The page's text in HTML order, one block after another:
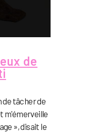
de
de tâcher de
m'émerveille
», disait le